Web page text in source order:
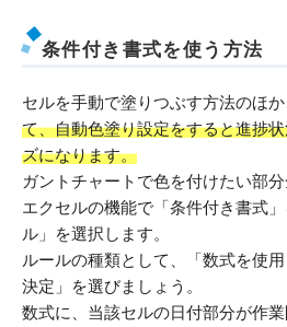
条件付き書式を使う方法
セルを手動で塗りつぶす方法のほか
て、自動色塗り設定をすると進捗
ズになります。
ガントチャートで色を付けたい部
エクセルの機能で「条件付き書式
ル」を選択します。
ルールの種類として、「数式を使
決定」を選びましょう。
数式に、当該セルの日付部分が作